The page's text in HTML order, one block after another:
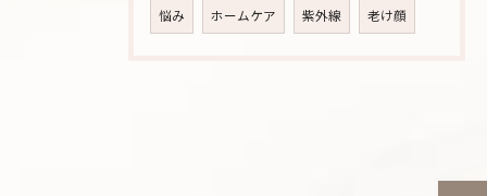
悩み ホームケア 紫外線 老け顔